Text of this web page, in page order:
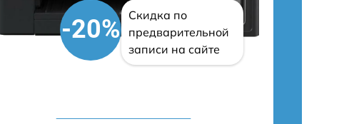
-20%
Скидка по
предварительной
записи на сайте